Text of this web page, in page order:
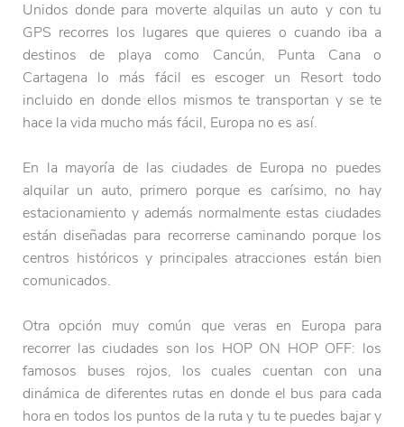
Unidos donde para moverte alquilas un auto y con tu
GPS recorres los lugares que quieres o cuando iba a
destinos de playa como Cancún, Punta Cana o
Cartagena lo más fácil es escoger un Resort todo
incluido en donde ellos mismos te transportan y se te
hace la vida mucho más fácil, Europa no es así.
En la mayoría de las ciudades de Europa no puedes
alquilar un auto, primero porque es carísimo, no hay
estacionamiento y además normalmente estas ciudades
están diseñadas para recorrerse caminando porque los
centros históricos y principales atracciones están bien
comunicados.
Otra opción muy común que veras en Europa para
recorrer las ciudades son los HOP ON HOP OFF: los
famosos buses rojos, los cuales cuentan con una
dinámica de diferentes rutas en donde el bus para cada
hora en todos los puntos de la ruta y tu te puedes bajar y